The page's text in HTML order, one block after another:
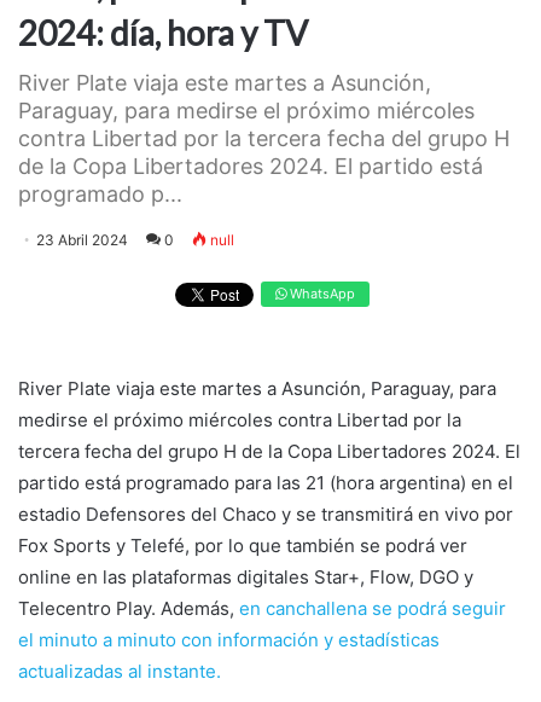
2024: día, hora y TV
River Plate viaja este martes a Asunción,
Paraguay, para medirse el próximo miércoles
contra Libertad por la tercera fecha del grupo H
de la Copa Libertadores 2024. El partido está
programado p...
23 Abril 2024 0 null
WhatsApp
River Plate viaja este martes a Asunción, Paraguay, para
medirse el próximo miércoles contra Libertad por la
tercera fecha del grupo H de la Copa Libertadores 2024. El
partido está programado para las 21 (hora argentina) en el
estadio Defensores del Chaco y se transmitirá en vivo por
Fox Sports y Telefé, por lo que también se podrá ver
online en las plataformas digitales Star+, Flow, DGO y
Telecentro Play. Además, en canchallena se podrá seguir
el minuto a minuto con información y estadísticas
actualizadas al instante.